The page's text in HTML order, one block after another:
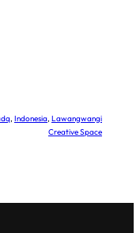
, Indonesia, Lawangwangi
Creative Space